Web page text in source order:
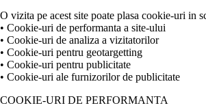
O vizita pe acest site poate plasa cookie-uri in
• Cookie-uri de performanta a site-ului
• Cookie-uri de analiza a vizitatorilor
• Cookie-uri pentru geotargetting
• Cookie-uri pentru publicitate
• Cookie-uri ale furnizorilor de publicitate
COOKIE-URI DE PERFORMANTA